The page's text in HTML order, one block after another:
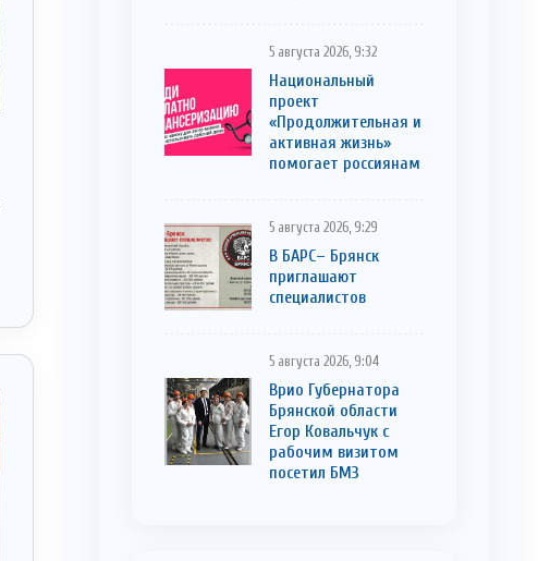
5 августа 2026, 9:32
Национальный
проект
«Продолжительная и
активная жизнь»
помогает россиянам
5 августа 2026, 9:29
В БАРС– Брянcк
приглaшают
cпециaлистoв
5 августа 2026, 9:04
Врио Губернатора
Брянской области
Егор Ковальчук с
рабочим визитом
посетил БМЗ